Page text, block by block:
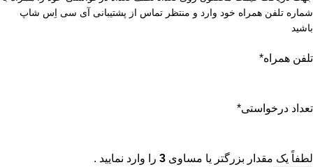
شماره تلفن همراه خود وارد و منتظر تماس از پشتیبانی آی سی اِس شاپ
باشید
تلفن همراه*
تعداد درخواستی*
لطفاً یک مقدار بزرگتر یا مساوی 3 را وارد نمایید .